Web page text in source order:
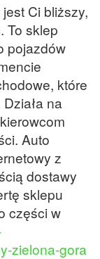
Ci bliższy,
To sklep
pojazdów
które
na
Auto
z
dostawy
sklepu
części w
zielona-gora